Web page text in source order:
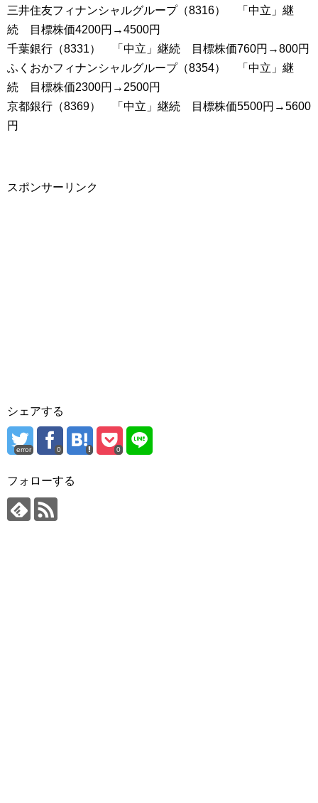
三井住友フィナンシャルグループ（8316） 「中立」継
続 目標株価4200円→4500円
千葉銀行（8331） 「中立」継続 目標株価760円→800円
ふくおかフィナンシャルグループ（8354） 「中立」継
続 目標株価2300円→2500円
京都銀行（8369） 「中立」継続 目標株価5500円→5600
円
スポンサーリンク
シェアする
error 0 0
フォローする